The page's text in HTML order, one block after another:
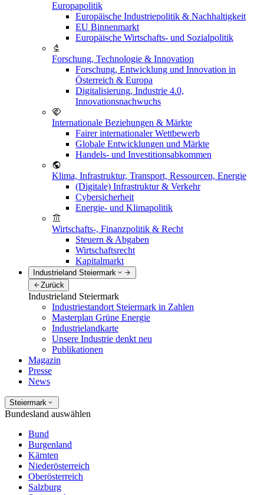
Europapolitik
Europäische Industriepolitik & Nachhaltigkeit
EU Binnenmarkt
Europäische Wirtschafts- und Sozialpolitik
Forschung, Technologie & Innovation
Forschung, Entwicklung und Innovation in
Österreich & Europa
Digitalisierung, Industrie 4.0,
Innovationsnachwuchs
Internationale Beziehungen & Märkte
Fairer internationaler Wettbewerb
Globale Entwicklungen und Märkte
Handels- und Investitionsabkommen
Klima, Infrastruktur, Transport, Ressourcen, Energie
(Digitale) Infrastruktur & Verkehr
Cybersicherheit
Energie- und Klimapolitik
Wirtschafts-, Finanzpolitik & Recht
Steuern & Abgaben
Wirtschaftsrecht
Kapitalmarkt
Industrieland Steiermark
Zurück
Industrieland Steiermark
Industriestandort Steiermark in Zahlen
Masterplan Grüne Energie
Industrielandkarte
Unsere Industrie denkt neu
Publikationen
Magazin
Presse
News
Steiermark
Bundesland auswählen
Bund
Burgenland
Kärnten
Niederösterreich
Oberösterreich
Salzburg